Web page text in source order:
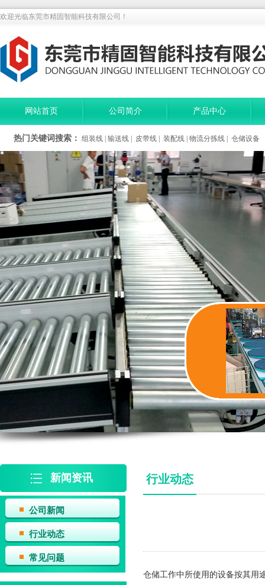
欢迎光临东莞市精固智能科技有限公司！
网站首页 公司简介 产品中心
热门关键词搜索： 组装线 输送线 皮带线 装配线 物流分拣线 仓储设备
新闻资讯
公司新闻
行业动态
常见问题
行业动态
仓储工作中所使用的设备按其用